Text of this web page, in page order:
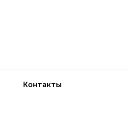
Контакты